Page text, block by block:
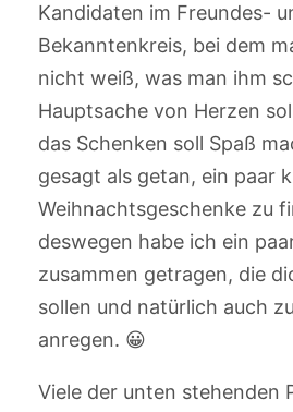
Kandidaten im Freundes-
Bekanntenkreis, bei dem
nicht weiß, was man ihm
Hauptsache von Herzen
das Schenken soll Spaß
gesagt als getan, ein paar
Weihnachtsgeschenke zu
deswegen habe ich ein
zusammen getragen, die
sollen und natürlich auch
anregen. 😀
Viele der unten stehenden